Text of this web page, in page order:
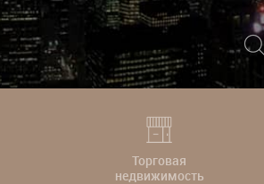
Торговая
недвижимость